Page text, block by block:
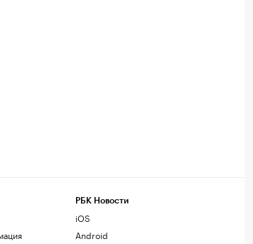
РБК Новости
iOS
Android